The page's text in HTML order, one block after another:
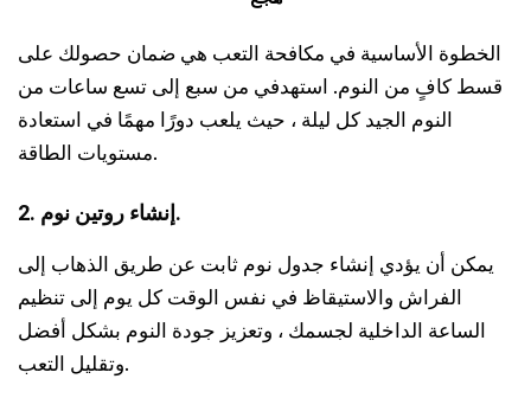
الخطوة الأساسية في مكافحة التعب هي ضمان حصولك على
قسط كافٍ من النوم. استهدفي من سبع إلى تسع ساعات من
النوم الجيد كل ليلة ، حيث يلعب دورًا مهمًا في استعادة
مستويات الطاقة.
2. إنشاء روتين نوم.
يمكن أن يؤدي إنشاء جدول نوم ثابت عن طريق الذهاب إلى
الفراش والاستيقاظ في نفس الوقت كل يوم إلى تنظيم
الساعة الداخلية لجسمك ، وتعزيز جودة النوم بشكل أفضل
وتقليل التعب.